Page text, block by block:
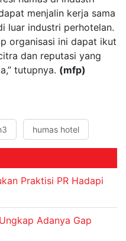
menjalin kerja sama
luar industri perhotelan.
organisasi ini dapat ikut
dan reputasi yang
tutupnya. (mfp)
humas hotel
Praktisi PR Hadapi
Adanya Gap